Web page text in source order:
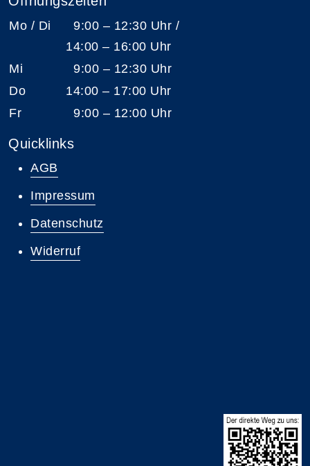
Mo / Di
9:00 – 12:30 Uhr /
14:00 – 16:00 Uhr
Mi
9:00 – 12:30 Uhr
Do
14:00 – 17:00 Uhr
Fr
9:00 – 12:00 Uhr
Quicklinks
AGB
Impressum
Datenschutz
Widerruf